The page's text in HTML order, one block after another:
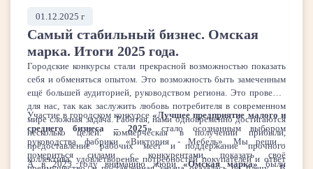
01.12.2025 г
Самый стабильный бизнес. Омская
марка. Итоги 2025 года.
Городские конкурсы стали прекрасной возможностью показать
себя и обменяться опытом. Это возможность быть замеченным
ещё большей аудиторией, руководством региона. Это проверка
для нас, так как заслужить любовь потребителя в современном
мире сложная задача. Работая, нами одновременно достигаются
несколько целей: коммерческая в получении прибыли,
предоставление рабочих мест и поддержание прочного
коллектива, удовлетворение потребностей покупателей и ответ
Участие в городском конкурсе «Лучшее предприятие малого и
среднего бизнеса – 2025» стало осознанным выбором
руководства фабрики «Виктория - Мебель». Мы решили
помериться силами с конкурентами, показать своё
А в 2025 году вниманию жюри«Омская марка»были